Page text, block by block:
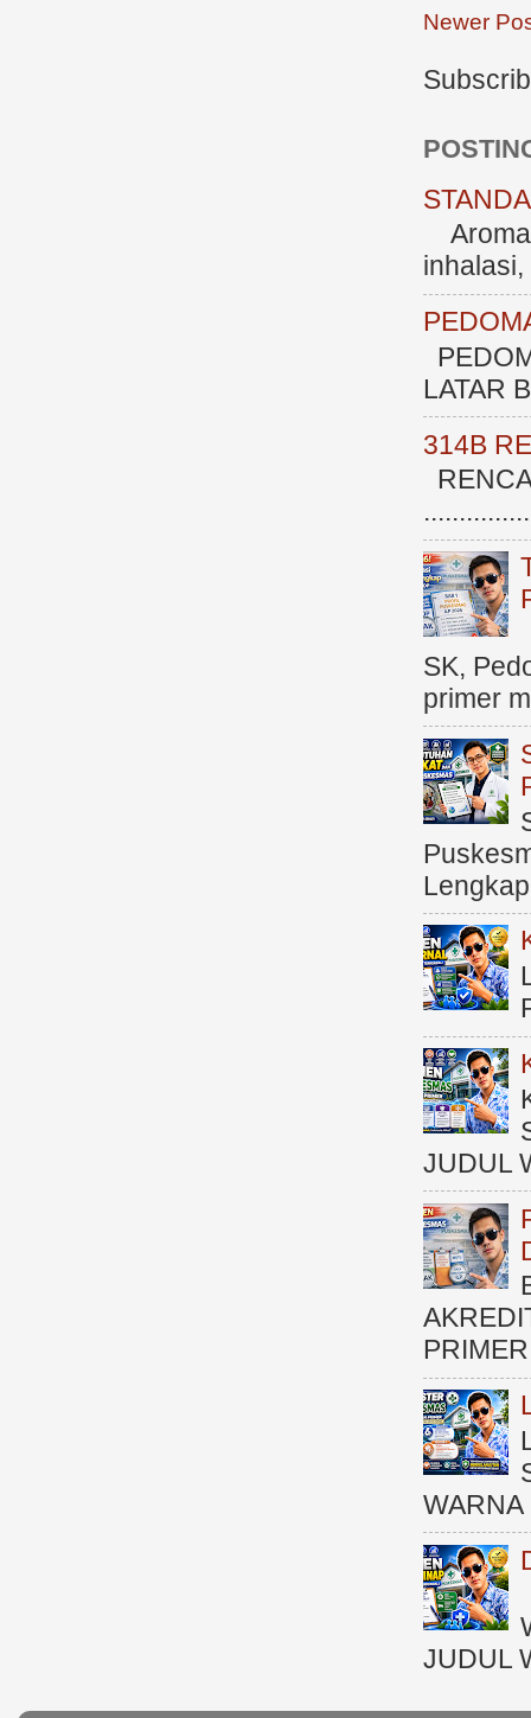
Newer
LATAR
314B
SK,
primer
JUDUL
JUDUL